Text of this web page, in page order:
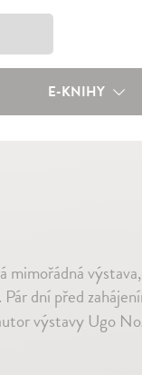
E-KNIHY
dní před
výstavy Ugo